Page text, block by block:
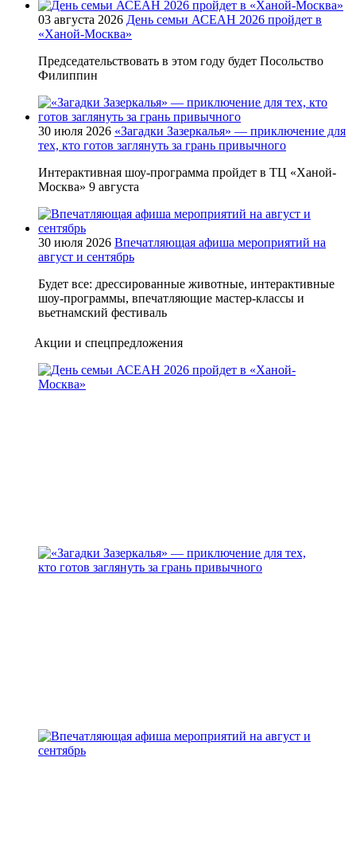
03 августа 2026 День семьи АСЕАН 2026 пройдет в
«Ханой-Москва»
Председательствовать в этом году будет Посольство
Филиппин
30 июля 2026 «Загадки Зазеркалья» — приключение для
тех, кто готов заглянуть за грань привычного
Интерактивная шоу-программа пройдет в ТЦ «Ханой-
Москва» 9 августа
30 июля 2026 Впечатляющая афиша мероприятий на
август и сентябрь
Будет все: дрессированные животные, интерактивные
шоу-программы, впечатляющие мастер-классы и
вьетнамский фестиваль
Акции и спецпредложения